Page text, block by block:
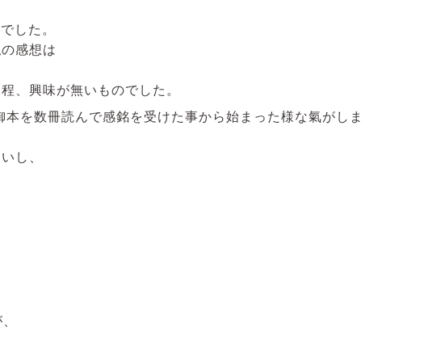
した。
感想は
、興味が無いものでした。
を数冊読んで感銘を受けた事から始まった様な氣がしま
し、